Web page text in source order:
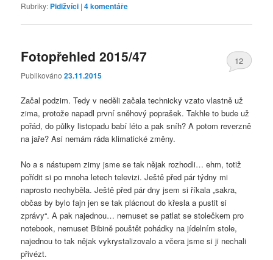
Rubriky: Pidižvíci |4komentáře
Fotopřehled 2015/47
Publikováno23.11.2015
12
Začal podzim. Tedy v neděli začala technicky vzato vlastně už
zima, protože napadl první sněhový poprašek. Takhle to bude už
pořád, do půlky listopadu babí léto a pak sníh? A potom reverzně
na jaře? Asi nemám ráda klimatické změny.
No a s nástupem zimy jsme se tak nějak rozhodli… ehm, totiž
pořídit si po mnoha letech televizi. Ještě před pár týdny mi
naprosto nechyběla. Ještě před pár dny jsem si říkala „sakra,
občas by bylo fajn jen se tak plácnout do křesla a pustit si
zprávy“. A pak najednou… nemuset se patlat se stolečkem pro
notebook, nemuset Bibině pouštět pohádky na jídelním stole,
najednou to tak nějak vykrystalizovalo a včera jsme si ji nechali
přivézt.